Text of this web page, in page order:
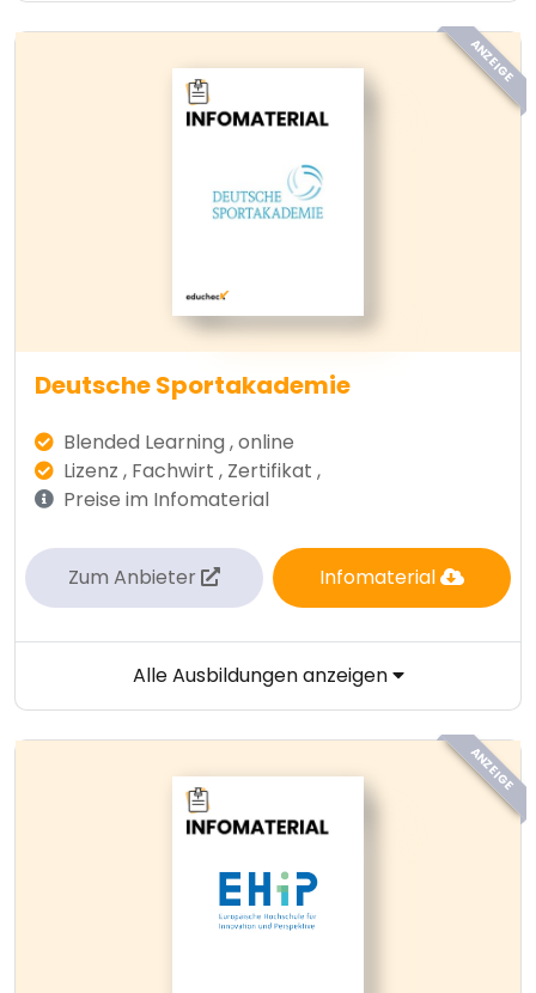
ANZEIGE
Deutsche Sportakademie
Blended Learning , online
Lizenz , Fachwirt , Zertifikat ,
Preise im Infomaterial
Zum Anbieter Infomaterial
Alle Ausbildungen anzeigen
ANZEIGE